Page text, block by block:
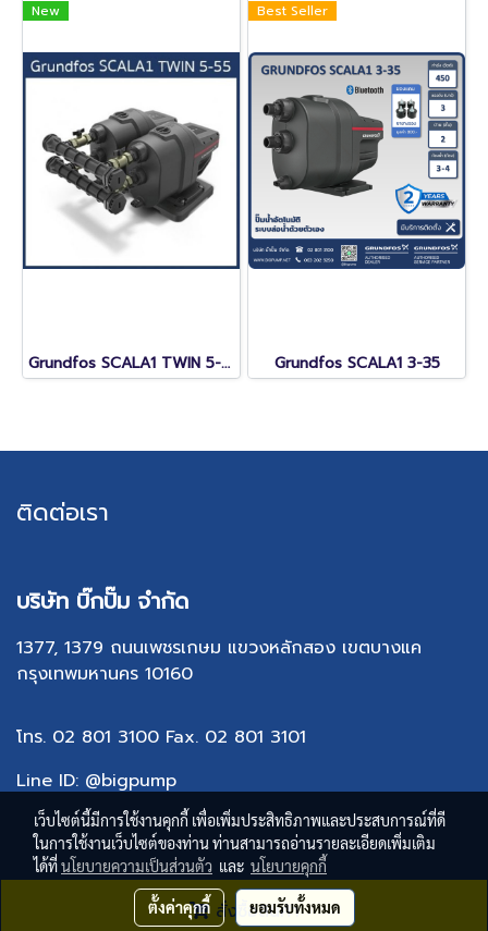
สั่งซื้อสินค้า
New
Grundfos SCALA1 TWIN 5-55 (รวมอุปกรณ์เสริมชุด TWIN แล้ว)
Best Seller
Grundfos SCALA1 3-35
ติดต่อเรา
บริษัท บิ๊กปั๊ม จำกัด
1377, 1379 ถนนเพชรเกษม แขวงหลักสอง เขตบางแค
กรุงเทพมหานคร 10160
โทร. 02 801 3100 Fax. 02 801 3101
Line ID: @bigpump
Copy right by makewebeasy.com
เว็บไซต์นี้มีการใช้งานคุกกี้ เพื่อเพิ่มประสิทธิภาพและประสบการณ์ที่ดี
ในการใช้งานเว็บไซต์ของท่าน ท่านสามารถอ่านรายละเอียดเพิ่มเติม
ได้ที่นโยบายความเป็นส่วนตัว และ นโยบายคุกกี้
ตั้งค่าคุกกี้ ยอมรับทั้งหมด